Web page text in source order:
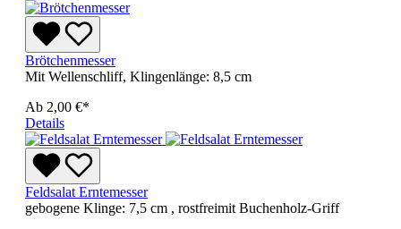
Brötchenmesser
Mit Wellenschliff, Klingenlänge: 8,5 cm
Ab 2,00 €*
Details
Feldsalat Erntemesser
gebogene Klinge: 7,5 cm , rostfreimit Buchenholz-Griff